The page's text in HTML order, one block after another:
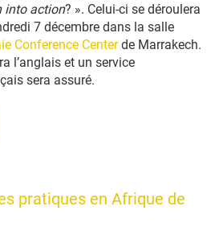
into action? ». Celui-ci se déroulera
7 décembre dans la salle
Conference Centerde Marrakech.
l’anglais et un service
sera assuré.
pratiques en Afrique de